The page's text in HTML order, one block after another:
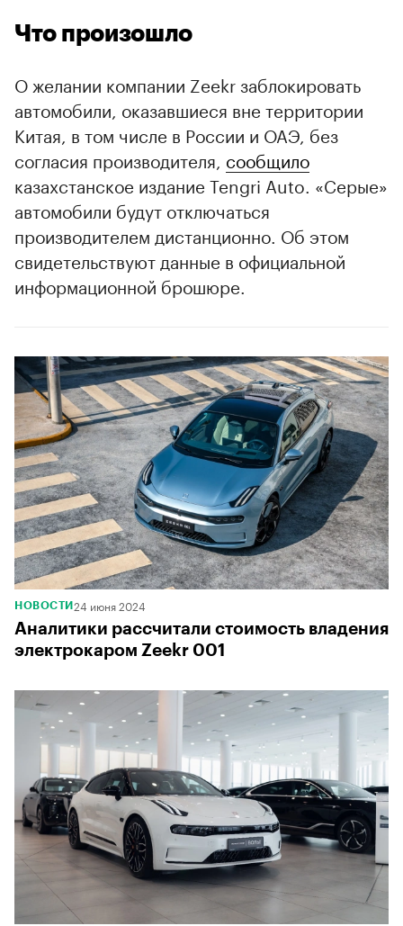
Что произошло
00:00 / 00:00
О желании компании Zeekr заблокировать
автомобили, оказавшиеся вне территории
Китая, в том числе в России и ОАЭ, без
согласия производителя, сообщило
казахстанское издание Tengri Auto. «Серые»
автомобили будут отключаться
производителем дистанционно. Об этом
свидетельствуют данные в официальной
информационной брошюре.
НОВОСТИ 24 июня 2024
Аналитики рассчитали стоимость владения
электрокаром Zeekr 001